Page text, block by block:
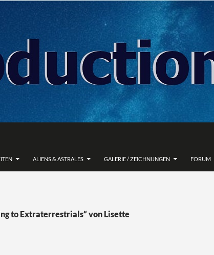
ALIENS & ASTRALES GALERIE / ZEICHNUNGEN FORUM
to Extraterrestrials“ von Lisette